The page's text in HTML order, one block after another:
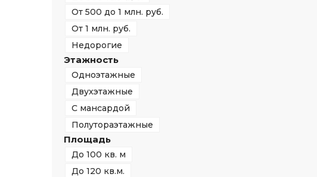
От 500 до 1 млн. руб.
От 1 млн. руб.
Недорогие
Этажность
Одноэтажные
Двухэтажные
С мансардой
Полутораэтажные
Площадь
До 100 кв. м
До 120 кв.м.